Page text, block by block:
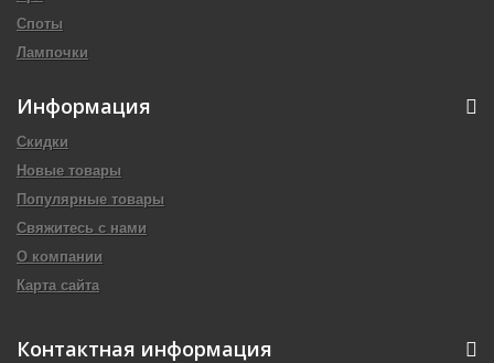
Споты
Лампочки
Информация
Скидки
Новые товары
Популярные товары
Свяжитесь с нами
О компании
Карта сайта
Контактная информация